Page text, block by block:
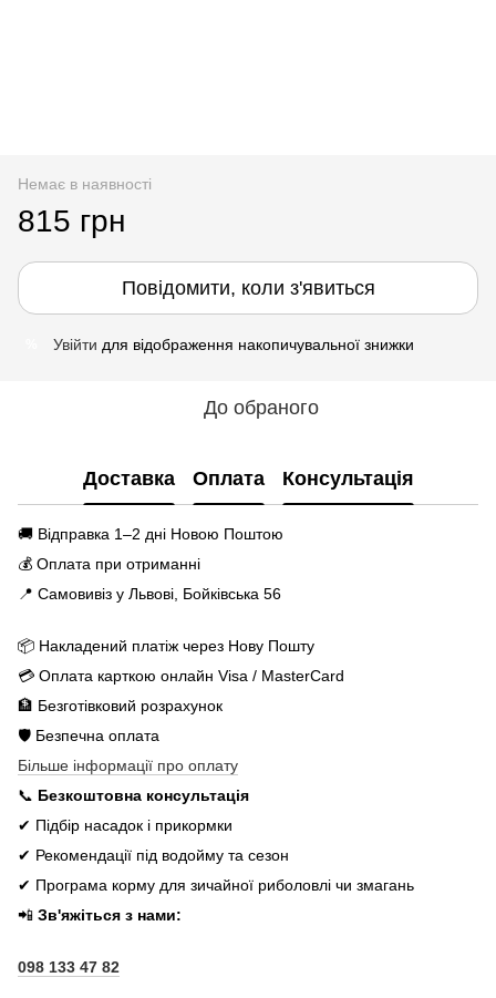
Немає в наявності
815 грн
Повідомити, коли з'явиться
Увійти для відображення накопичувальної знижки
До обраного
Доставка Оплата Консультація
🚚 Відправка 1–2 дні Новою Поштою
💰 Оплата при отриманні
📍 Самовивіз у Львові, Бойківська 56
📦 Накладений платіж через Нову Пошту
💳 Оплата карткою онлайн Visa / MasterCard
🏦 Безготівковий розрахунок
🛡️ Безпечна оплата
Більше інформації про оплату
📞 Безкоштовна консультація
✔ Підбір насадок і прикормки
✔ Рекомендації під водойму та сезон
✔ Програма корму для зичайної риболовлі чи змагань
📲 Зв'яжіться з нами:
098 133 47 82